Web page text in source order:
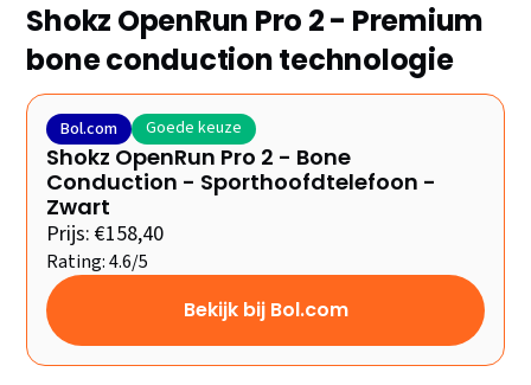
Shokz OpenRun Pro 2 - Premium
bone conduction technologie
Bol.com Goede keuze
Shokz OpenRun Pro 2 - Bone
Conduction - Sporthoofdtelefoon -
Zwart
Prijs: €158,40
Rating: 4.6/5
Bekijk bij Bol.com